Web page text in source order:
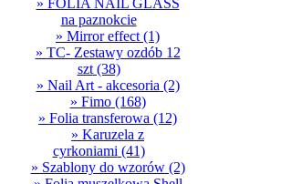
» FOLIA NAIL GLASS
na paznokcie
» Mirror effect (1)
» TC- Zestawy ozdób 12
szt(38)
» Nail Art - akcesoria (2)
» Fimo(168)
» Folia transferowa (12)
» Karuzela z
cyrkoniami (41)
» Szablony do wzorów(2)